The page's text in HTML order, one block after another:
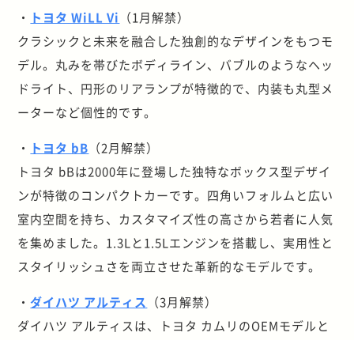
・ トヨタ WiLL Vi （1月解禁）
クラシックと未来を融合した独創的なデザインをもつモ
デル。丸みを帯びたボディライン、バブルのようなヘッ
ドライト、円形のリアランプが特徴的で、内装も丸型メ
ーターなど個性的です。
・ トヨタ bB （2月解禁）
トヨタ bBは2000年に登場した独特なボックス型デザイ
ンが特徴のコンパクトカーです。四角いフォルムと広い
室内空間を持ち、カスタマイズ性の高さから若者に人気
を集めました。1.3Lと1.5Lエンジンを搭載し、実用性と
スタイリッシュさを両立させた革新的なモデルです。
・ダイハツ アルティス （3月解禁）
ダイハツ アルティスは、トヨタ カムリのOEMモデルと